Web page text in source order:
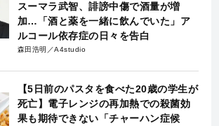
スーマラ武智、誹謗中傷で酒量が増
加…「酒と薬を一緒に飲んでいた」ア
ルコール依存症の日々を告白
森田浩明／A4studio
【5日前のパスタを食べた20歳の学生が
死亡】電子レンジの再加熱での殺菌効
果も期待できない「チャーハン症候